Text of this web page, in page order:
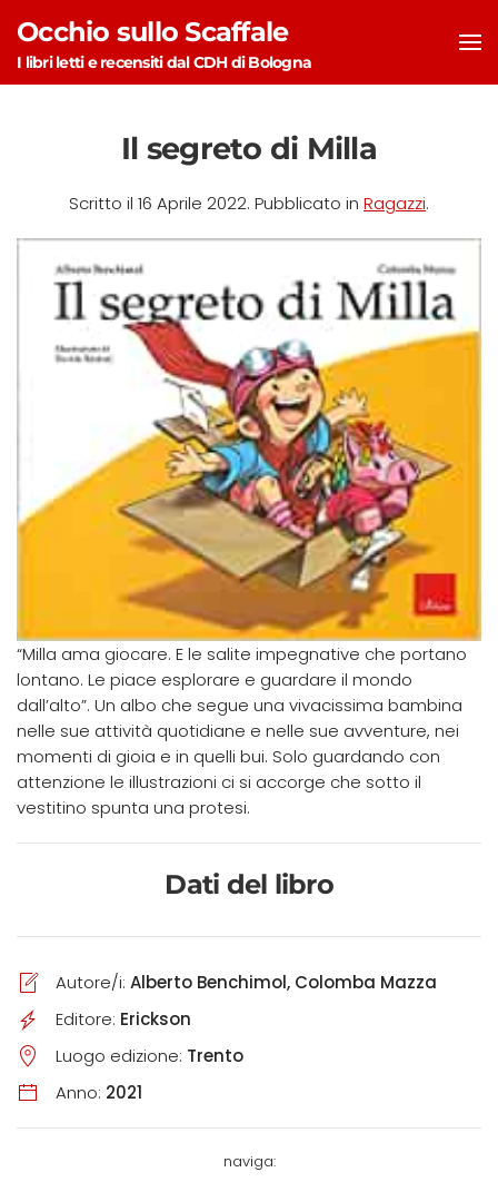
Skip to main content
Occhio sullo Scaffale
I libri letti e recensiti dal CDH di Bologna
Il segreto di Milla
Scritto il 16 Aprile 2022. Pubblicato in Ragazzi.
“Milla ama giocare. E le salite impegnative che portano
lontano. Le piace esplorare e guardare il mondo
dall’alto”. Un albo che segue una vivacissima bambina
nelle sue attività quotidiane e nelle sue avventure, nei
momenti di gioia e in quelli bui. Solo guardando con
attenzione le illustrazioni ci si accorge che sotto il
vestitino spunta una protesi.
Dati del libro
Autore/i: Alberto Benchimol, Colomba Mazza
Editore: Erickson
Luogo edizione: Trento
Anno: 2021
naviga: